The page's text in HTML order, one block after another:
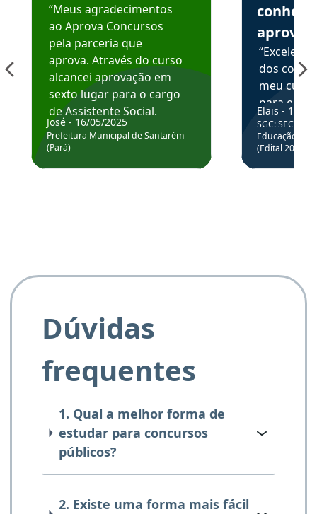
“Meus agradecimentos
ao Aprova Concursos
pela parceria que
aprova. Através do curso
alcancei aprovação em
sexto lugar para o cargo
de Assistente Social.
Hoje estou atuando na
Prefeitura de Santarém.
José - 16/05/2025
Prefeitura Municipal de Santarém
(Pará)
aprova
dos
meu
para
colocar
através
de
Elais - 15/
SGC: SEC BA
Educação
(Edital
Dúvidas
frequentes
1. Qual a melhor forma de
estudar para concursos
públicos?
2. Existe uma forma mais fácil